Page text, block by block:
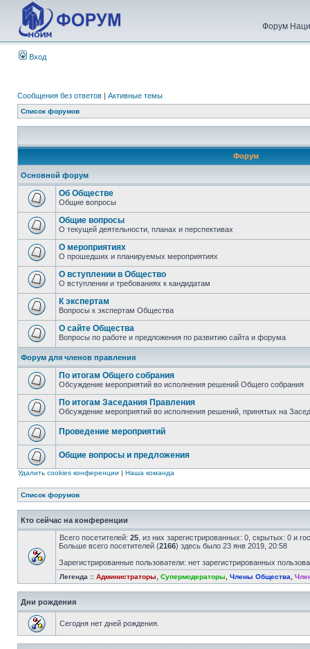
Форум
Вход
Сообщения без ответов | Активные темы
Список форумов
Форум
Основной форум
Об Обществе
Общие вопросы
Общие вопросы
О текущей деятельности, планах и перспективах
О мероприятиях
О прошедших и планируемых мероприятиях
О вступлении в Общество
О вступлении и требованиях к кандидатам
К экспертам
Вопросы к экспертам Общества
О сайте Общества
Вопросы по работе и предложения по развитию сайта и форума
Форум для членов правления
По итогам Общего собрания
Обсуждение мероприятий во исполнения решений Общего собрания
По итогам Заседания Правления
Обсуждение мероприятий во исполнения решений, принятых на
Проведение мероприятий
Общие вопросы и предложения
Удалить cookies конференции | Наша команда
Список форумов
Кто сейчас на конференции
Всего посетителей: 25 , из них зарегистрированных: 0, скрытых: 0 и
Больше всего посетителей (2166) здесь было 23 янв 2019, 20:58
Зарегистрированные пользователи: нет зарегистрированных
Легенда :: Администраторы Супермодераторы Члены Общества
Дни рождения
Сегодня нет дней рождения.